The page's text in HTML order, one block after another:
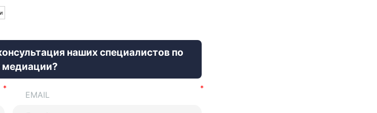
наших специалистов по
медиации?
EMAIL